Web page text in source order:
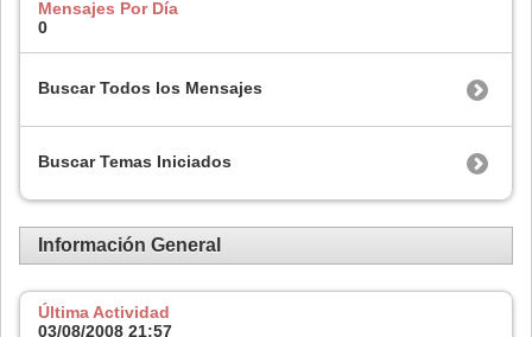
Mensajes Por Día
0
Buscar Todos los Mensajes
Buscar Temas Iniciados
Información General
Última Actividad
03/08/2008 21:57